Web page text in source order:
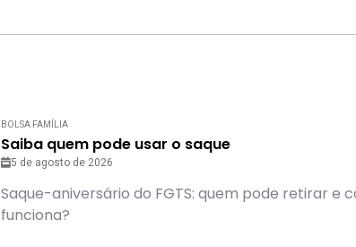
BOLSA FAMÍLIA
Saiba quem pode usar o saque
5 de agosto de 2026
Saque-aniversário do FGTS: quem pode retirar e
funciona?